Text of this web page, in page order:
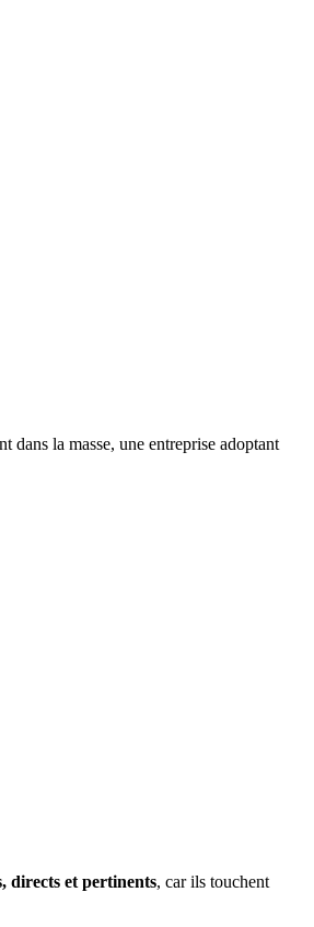
dans la masse, une entreprise adoptant
directs et pertinents, car ils touchent